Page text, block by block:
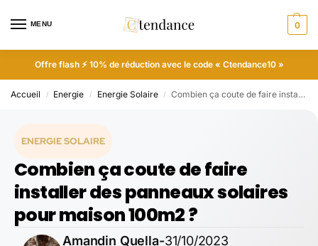
MENU 0
Offre flash ⚡ 10% de réduction avec le code « Ctendance10 »
Accueil / Energie / Energie Solaire / Combien ça coute de faire installer des panneaux solaires pour maison 100m2 ?
ENERGIE SOLAIRE
Combien ça coute de faire
installer des panneaux solaires
pour maison 100m2 ?
Amandin Quella-31/10/2023